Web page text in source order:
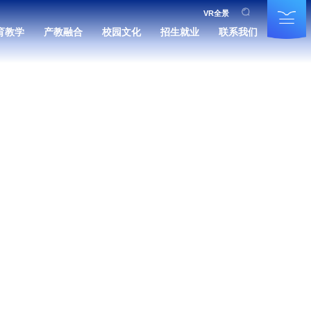
VR全景
教学 产教融合 校园文化 招生就业 联系我们